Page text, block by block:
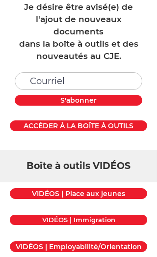
Je désire être avisé(e) de
l'ajout de nouveaux
documents
dans la boîte à outils et des
nouveautés au CJE.
S'abonner
ACCÉDER À LA BOÎTE À OUTILS
Boîte à outils VIDÉOS
VIDÉOS | Place aux jeunes
VIDÉOS | Immigration
VIDÉOS | Employabilité/Orientation